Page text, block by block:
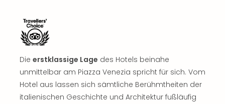
Die erstklassige Lage des Hotels beinahe
unmittelbar am Piazza Venezia spricht für sich. Vom
Hotel aus lassen sich sämtliche Berühmtheiten der
italienischen Geschichte und Architektur fußläufig